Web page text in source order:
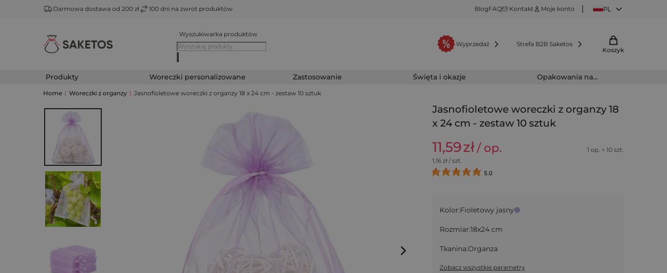
Darmowa dostawa od 200 zł 100 dni na zwrot produktów BlogFAQ Kontakt Moje konto PL
Wyszukiwarka produktów
Wyprzedaż
Strefa B2B Saketos
Koszyk
Produkty Woreczki personalizowane Zastosowanie Święta i okazje Opakowania na...
Home | Woreczki z organzy | Jasnofioletowe woreczki z organzy 18 x 24 cm - zestaw 10 sztuk
Jasnofioletowe woreczki z organzy 18
x 24 cm - zestaw 10 sztuk
11,59zł/ op.
1 op. = 10 szt.
1,16zł / szt.
5.0
Kolor:Fioletowy jasny
Rozmiar:18x24 cm
Tkanina:Organza
Zobacz wszystkie parametry